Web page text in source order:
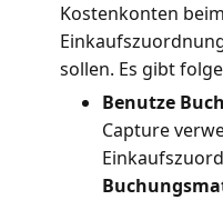
Kostenkonten
sollen. Es gibt
Benutze
Capture